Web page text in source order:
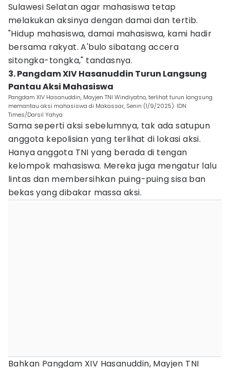
Sulawesi Selatan agar mahasiswa tetap
melakukan aksinya dengan damai dan tertib.
"Hidup mahasiswa, damai mahasiswa, kami hadir
bersama rakyat. A'bulo sibatang accera
sitongka-tongka," tandasnya.
3. Pangdam XIV Hasanuddin Turun Langsung
Pantau Aksi Mahasiswa
Pangdam XIV Hasanuddin, Mayjen TNI Windiyatno, terlihat turun langsung
memantau aksi mahasiswa di Makassar, Senin (1/9/2025). IDN
Times/Darsil Yahya
Sama seperti aksi sebelumnya, tak ada satupun
anggota kepolisian yang terlihat di lokasi aksi.
Hanya anggota TNI yang berada di tengan
kelompok mahasiswa. Mereka juga mengatur lalu
lintas dan membersihkan puing-puing sisa ban
bekas yang dibakar massa aksi.
Bahkan Pangdam XIV Hasanuddin, Mayjen TNI